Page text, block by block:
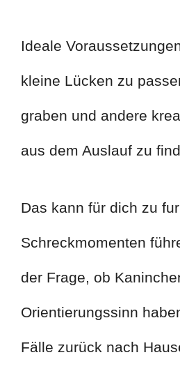
Ideale
kleine Lücken zu
graben und andere
aus dem Auslauf zu
Das kann für dich zu
Schreckmomenten
der Frage, ob
Orientierungssinn
Fälle zurück nach